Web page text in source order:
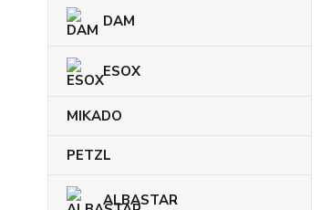
DAM
ESOX
MIKADO
PETZL
ALBASTAR